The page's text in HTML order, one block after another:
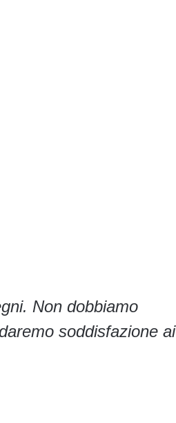
Non dobbiamo
soddisfazione ai